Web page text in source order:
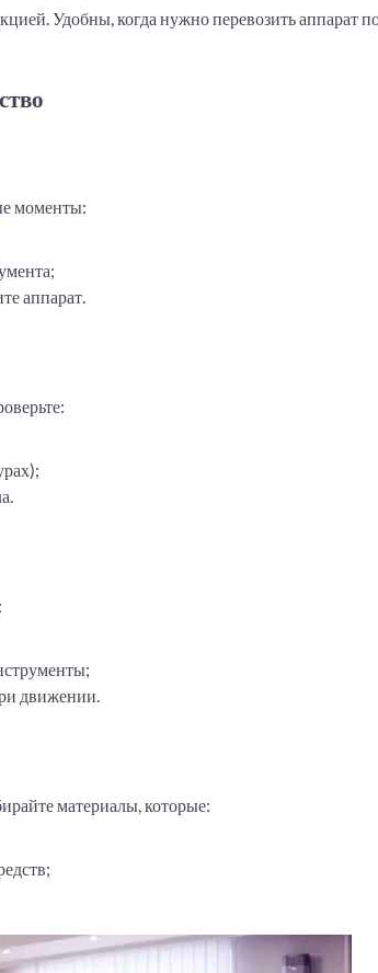
Удобны, когда нужно перевозить аппарат
моменты:
аппарат.
движении.
материалы, которые: